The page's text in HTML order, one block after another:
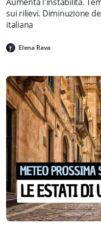
sui rilievi. Diminuzione
italiana
Elena Rava